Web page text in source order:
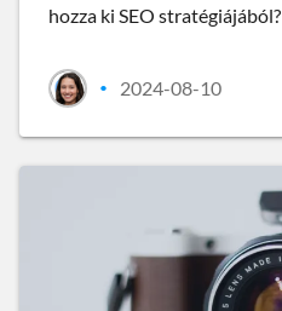
hozza ki SEO stratégiájából?
• 2024-08-10